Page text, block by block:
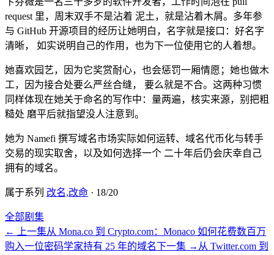
request 里，周末双手不是沾着 泥土，就是沾着木屑。多年参
与 GitHub 开源项目的经历让她明白，名字就是接口：好名字
清晰， 如实说明自己的作用，也为下一位使用它的人着想。
她喜欢园艺，因为它奖赏耐心，也会惩罚一厢情愿；她也做木
工，因为接合处要么严丝合缝， 要么就是不合。这两种习惯
同样体现在她关于命名的写作中：量两遍，核实来源，别把粗
糙处 磨平后就指望没人注意到。
她为 Namefi 撰写域名市场实际如何运转、域名代币化与转手
交易的现实取舍，以及如何选择一个 二十年后仍会庆幸自己
拥有的域名。
属于系列 改名,改命 · 18/20
全部剧集
←
上一集从 Mona.co 到 Crypto.com：Monaco 如何花费数百万
购入一位密码学家持有 25 年的域名下一集 → 从 Twitter.com 到